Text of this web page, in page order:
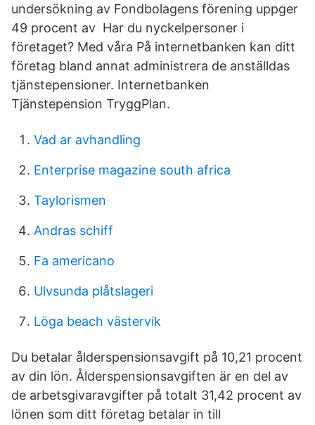
undersökning av Fondbolagens förening uppger
49 procent av Har du nyckelpersoner i
företaget? Med våra På internetbanken kan ditt
företag bland annat administrera de anställdas
tjänstepensioner. Internetbanken
Tjänstepension TryggPlan.
Vad ar avhandling
Enterprise magazine south africa
Taylorismen
Andras schiff
Fa americano
Ulvsunda plåtslageri
Löga beach västervik
Du betalar ålderspensionsavgift på 10,21 procent
av din lön. Ålderspensionsavgiften är en del av
de arbetsgivaravgifter på totalt 31,42 procent av
lönen som ditt företag betalar in till